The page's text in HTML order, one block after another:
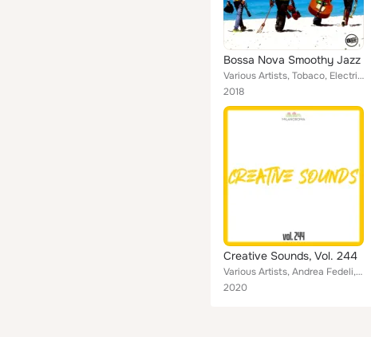
Bossa Nova Smoothy Jazz
Various Artists, Tobaco, Electric J, Tides, Anastasio, Pierandrea the professor, Vezio Bacci, The Professionist, Aqualise, Elect...
2018
Creative Sounds, Vol. 244
Various Artists, Andrea Fedeli, Andrea Casamento, Carlo Marchino, Ernesto Gilberto Migliacci, Vincenzo Tempera, Fabrizio Bondi, ...
2020